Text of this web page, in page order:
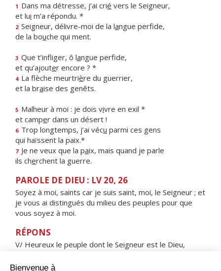
1 Dans ma détresse, j’ai crié vers le Seigneur,
et lui m’a répondu. *
2 Seigneur, délivre-moi de la langue perfide,
de la bouche qui ment.
3 Que t’infliger, ô langue perfide,
et qu’ajouter encore ? *
4 La flèche meurtrière du guerrier,
et la braise des genêts.
5 Malheur à moi : je dois vivre en exil *
et camper dans un désert !
6 Trop longtemps, j’ai vécu parmi ces gens
qui haïssent la paix.*
7 Je ne veux que la paix, mais quand je parle
ils cherchent la guerre.
PAROLE DE DIEU : LV 20, 26
Soyez à moi, saints car je suis saint, moi, le Seigneur ; et
je vous ai distingués du milieu des peuples pour que
vous soyez à moi.
RÉPONS
V/ Heureux le peuple dont le Seigneur est le Dieu,